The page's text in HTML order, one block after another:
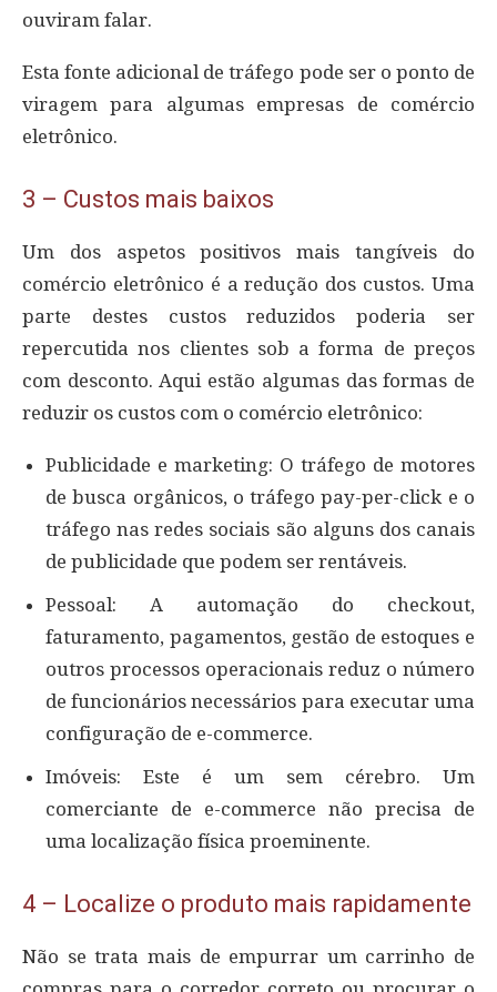
ouviram falar.
Esta fonte adicional de tráfego pode ser o ponto de
viragem para algumas empresas de comércio
eletrônico.
3 – Custos mais baixos
Um dos aspetos positivos mais tangíveis do
comércio eletrônico é a redução dos custos. Uma
parte destes custos reduzidos poderia ser
repercutida nos clientes sob a forma de preços
com desconto. Aqui estão algumas das formas de
reduzir os custos com o comércio eletrônico:
Publicidade e marketing: O tráfego de motores
de busca orgânicos, o tráfego pay-per-click e o
tráfego nas redes sociais são alguns dos canais
de publicidade que podem ser rentáveis.
Pessoal: A automação do checkout,
faturamento, pagamentos, gestão de estoques e
outros processos operacionais reduz o número
de funcionários necessários para executar uma
configuração de e-commerce.
Imóveis: Este é um sem cérebro. Um
comerciante de e-commerce não precisa de
uma localização física proeminente.
4 – Localize o produto mais rapidamente
Não se trata mais de empurrar um carrinho de